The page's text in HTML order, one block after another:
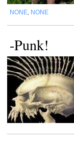
NONE NONE
-Punk!